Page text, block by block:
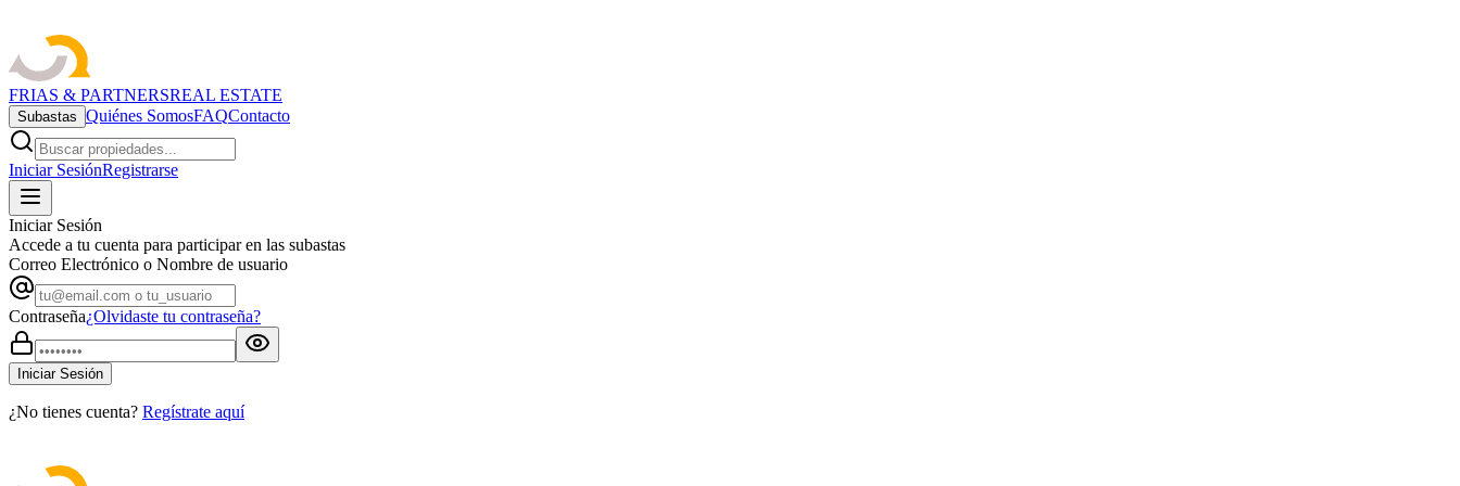
FRIAS & PARTNERSREAL ESTATE
Subastas Quiénes SomosFAQContacto
Iniciar SesiónRegistrarse
Iniciar Sesión
Accede a tu cuenta para participar en las subastas
Correo Electrónico o Nombre de usuario
Contraseña¿Olvidaste tu contraseña?
Iniciar Sesión
¿No tienes cuenta? Regístrate aquí